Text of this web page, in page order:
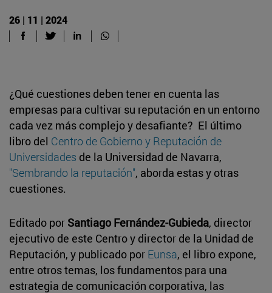
26 | 11 | 2024
¿Qué cuestiones deben tener en cuenta las
empresas para cultivar su reputación en un entorno
cada vez más complejo y desafiante? El último
libro del Centro de Gobierno y Reputación de
Universidades de la Universidad de Navarra,
"Sembrando la reputación", aborda estas y otras
cuestiones.
Editado por Santiago Fernández-Gubieda, director
ejecutivo de este Centro y director de la Unidad de
Reputación, y publicado por Eunsa, el libro expone,
entre otros temas, los fundamentos para una
estrategia de comunicación corporativa, las